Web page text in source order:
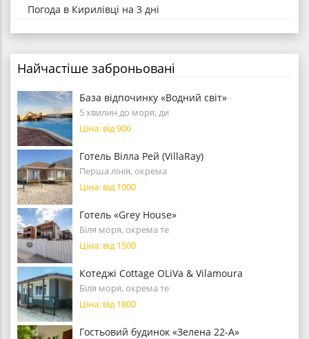
Погода в Кирилівці на 3 дні
Найчастіше заброньовані
База відпочинку «Водний світ»
5 хвилин до моря, ди
Ціна: від 900
Готель Вілла Рей (VillaRay)
Перша лінія, окрема
Ціна: від 1000
Готель «Grey House»
Біля моря, окрема те
Ціна: від 1500
Котеджі Cottage OLiVa & Vilamoura
Біля моря, окрема те
Ціна: від 1800
Гостьовий будинок «Зелена 22-А»